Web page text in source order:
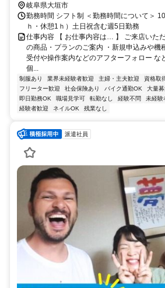
岐阜県大垣市
勤務時間 シフト制 ＜勤務時間について＞
ｈ・休憩1ｈ）土日祝含む週5日勤務
仕事内容 【 お仕事内容は… 】 ご来店いた
の商品・プランのご案内 ・新規申込みや機
受付や操作案内などのアフターフォロー な
個...
制服あり 業界未経験者歓迎 主婦・主夫歓迎 資格取
フリーター歓迎
社会保険あり バイク通勤OK 大量
即日勤務OK
職場見学可 転勤なし 経験不問 未経験
経験者歓迎
ネイルOK 残業なし
派遣社員